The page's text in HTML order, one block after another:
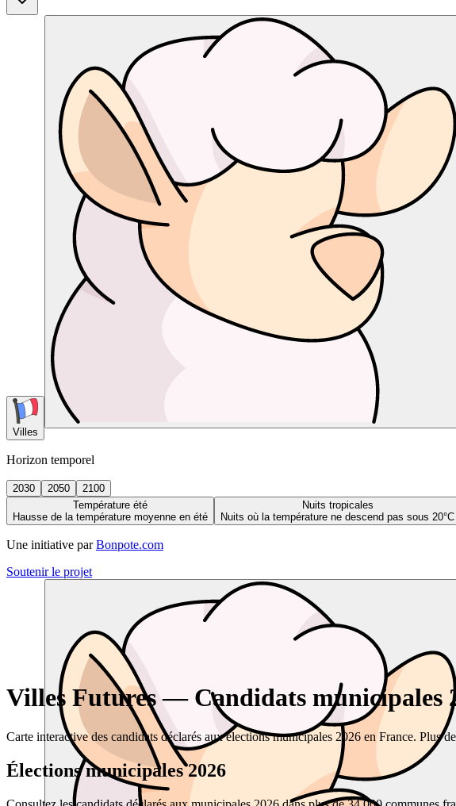
Villes
Horizon temporel
2030 2050
2100
Température été
Hausse de la température moyenne en été
Nuits tropicales
Nuits où la température ne descend pas sous 20°C
Une initiative par Bonpote.com
Soutenir le projet
Villes Futures — Candidats municipales
Carte interactive des candidats déclarés aux élections municipales 2026 en France. Plus
Élections municipales 2026